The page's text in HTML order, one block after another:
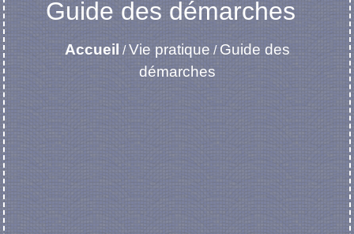
Guide des démarches
Accueil /Vie pratique / Guide des
démarches